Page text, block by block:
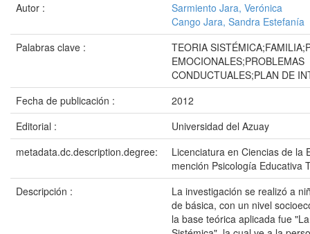
Autor :
Sarmiento Jara, Verónica
Cango Jara, Sandra Estefanía
Palabras clave :
TEORIA
EMOCIONALES;PROBLEMAS
CONDUCTUALES;PLAN DE
Fecha de publicación :
2012
Editorial :
Universidad del Azuay
metadata.dc.description.degree:
Licenciatura en Ciencias de la
mención Psicología Educativa
Descripción :
La investigación se realizó a
de básica, con un nivel
la base teórica aplicada fue